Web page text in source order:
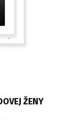
ŽENY